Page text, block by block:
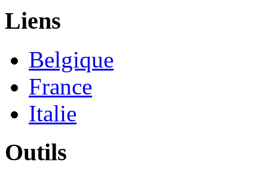
Liens
Belgique
France
Italie
Outils